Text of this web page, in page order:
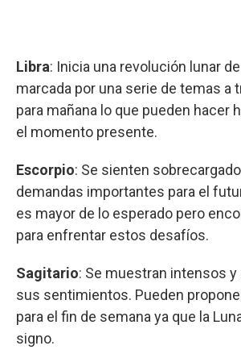
Libra: Inicia una revolución lunar
marcada por una serie de temas a
para mañana lo que pueden hacer
el momento presente.
Escorpio: Se sienten
demandas importantes para el
es mayor de lo esperado pero
para enfrentar estos desafíos.
Sagitario: Se muestran intensos
sus sentimientos. Pueden
para el fin de semana ya que la
signo.